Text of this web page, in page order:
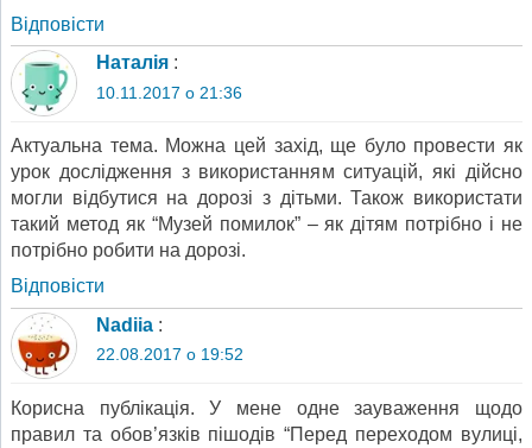
Відповіcти
Наталія :
10.11.2017 о 21:36
Актуальна тема. Можна цей захід, ще було провести як
урок дослідження з використанням ситуацій, які дійсно
могли відбутися на дорозі з дітьми. Також використати
такий метод як “Музей помилок” – як дітям потрібно і не
потрібно робити на дорозі.
Відповіcти
Nadiia :
22.08.2017 о 19:52
Корисна публікація. У мене одне зауваження щодо
правил та обов’язків пішодів “Перед переходом вулиці,